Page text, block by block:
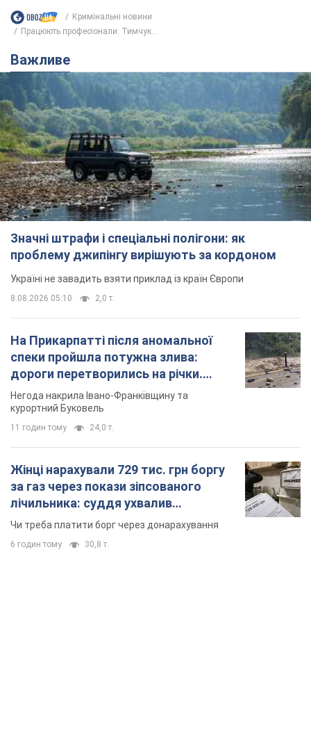
Кримінальні новини
Працюють професіонали: Тимчук...
Важливе
Значні штрафи і спеціальні полігони: як
проблему джипінгу вирішують за кордоном
Україні не завадить взяти приклад із країн Європи
8.08.2026 05:10 2,0 т.
На Прикарпатті після аномальної
спеки пройшла потужна злива:
дороги перетворились на річки.
Відео
Негода накрила Івано-Франківщину та
курортний Буковель
11 годин тому 24,0 т.
Жінці нарахували 729 тис. грн боргу
за газ через покази зіпсованого
лічильника: суддя ухвалив
неочікуване рішення
Чи треба платити борг через донарахування
6 годин тому 30,8 т.